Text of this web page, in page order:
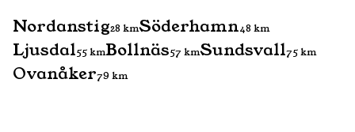
Nordanstig28 kmSöderhamn48 km
Ljusdal55kmBollnäs57 kmSundsvall75km
Ovanåker79 km